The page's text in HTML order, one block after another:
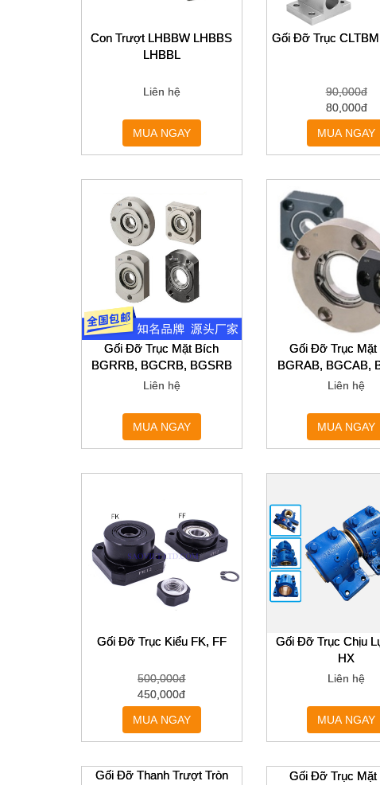
Con Trượt LHBBW LHBBS
LHBBL
Liên hệ
MUA NGAY
Gối Đỡ Trục
90,000đ
80,000đ
MUA NGAY
Gối Đỡ Trục Mặt Bích
BGRRB, BGCRB, BGSRB
Liên hệ
MUA NGAY
Gối Đỡ Trục Mặt
BGRAB, BGCAB,
Liên hệ
MUA NGAY
Gối Đỡ Trục Kiểu FK, FF
500,000đ
450,000đ
MUA NGAY
Gối Đỡ Trục Chịu
HX
Liên hệ
MUA NGAY
Gối Đỡ Trục Mặt